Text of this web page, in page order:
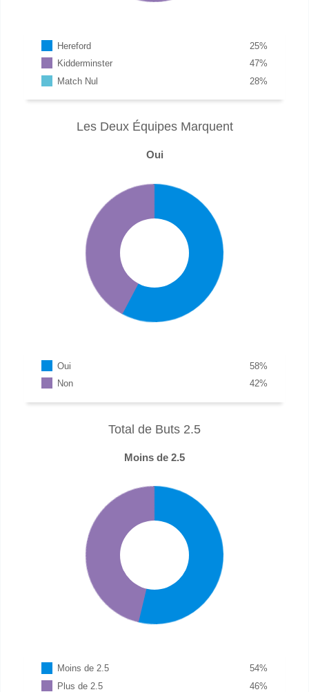
Hereford %
25
Kidderminster
%
47
Match Nul
%
28
Les Deux Équipes Marquent
Oui
Oui %
58
Non
%
42
Total de Buts 2.5
Moins de 2.5
Moins de 2.5 %
54
Plus de 2.5
%
46